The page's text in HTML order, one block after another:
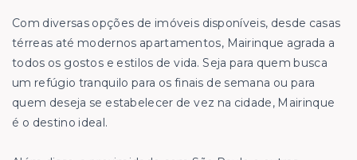
Com diversas opções de imóveis disponíveis, desde casas
térreas até modernos apartamentos, Mairinque agrada a
todos os gostos e estilos de vida. Seja para quem busca
um refúgio tranquilo para os finais de semana ou para
quem deseja se estabelecer de vez na cidade, Mairinque
é o destino ideal.